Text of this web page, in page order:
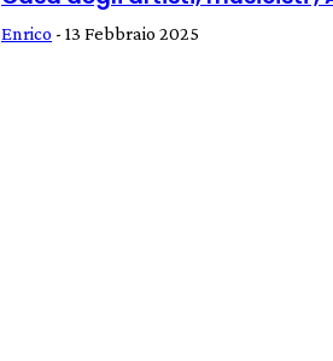
Enrico - 13 Febbraio 2025